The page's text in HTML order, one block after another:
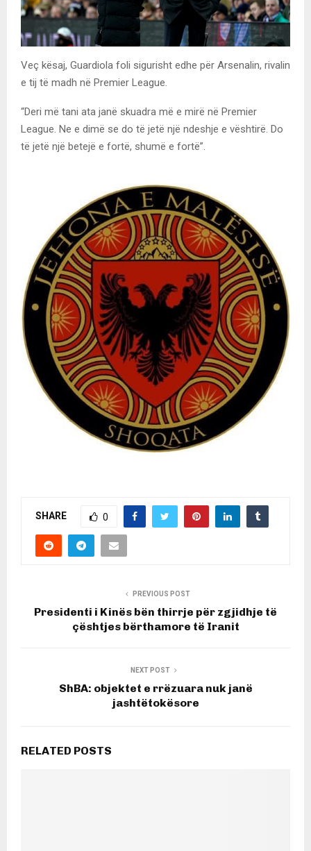
Veç kësaj, Guardiola foli sigurisht edhe për Arsenalin, rivalin
e tij të madh në Premier League.
“Deri më tani ata janë skuadra më e mirë në Premier
League. Ne e dimë se do të jetë një ndeshje e vështirë. Do
të jetë një betejë e fortë, shumë e fortë”.
SHARE 0
PREVIOUS POST
Presidenti i Kinës bën thirrje për zgjidhje të
çështjes bërthamore të Iranit
NEXT POST
ShBA: objektet e rrëzuara nuk janë
jashtëtokësore
RELATED POSTS